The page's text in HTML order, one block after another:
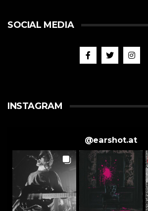
SOCIAL MEDIA
INSTAGRAM
@earshot.at